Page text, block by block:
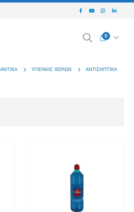
0
ΥΓΙΕΙΝΉΣ ΧΕΡΙΏΝ ΑΝΤΙΣΗΠΤΙΚΆ